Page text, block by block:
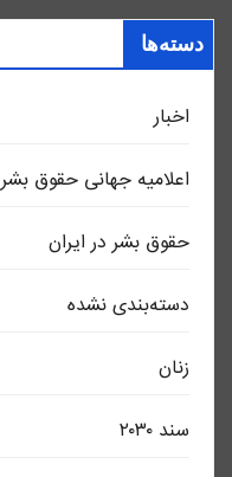
دسته‌ها
اخبار
اعلاميه جهانی حقوق بشر
حقوق بشر در ایران
دسته‌بندی نشده
زنان
سند ٢٠٣٠